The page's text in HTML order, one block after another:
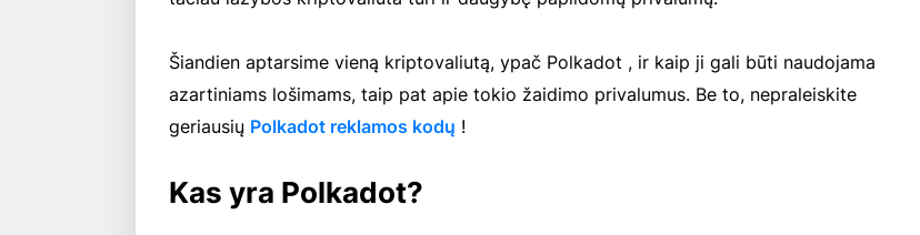
Šiandien aptarsime vieną kriptovaliutą, ypač Polkadot , ir kaip ji gali būti naudojama
azartiniams lošimams, taip pat apie tokio žaidimo privalumus. Be to, nepraleiskite
geriausių Polkadot reklamos kodų !
Kas yra Polkadot?